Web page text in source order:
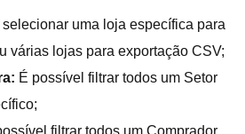
uma loja específica para
várias lojas para exportação CSV;
É possível filtrar todos um Setor